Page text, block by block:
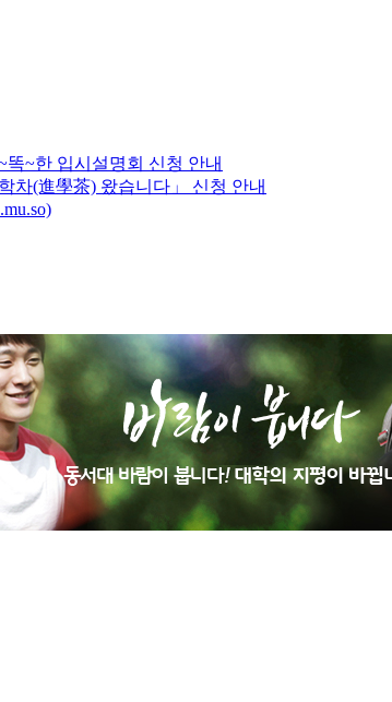
~한 입시설명회 신청 안내
차(進學茶) 왔습니다」 신청 안내